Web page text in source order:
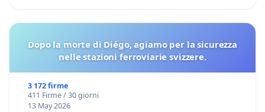
Dopo la morte di Diégo, agiamo per la sicurezza
nelle stazioni ferroviarie svizzere.
3 172 firme
411 Firme / 30 giorni
13 May 2026